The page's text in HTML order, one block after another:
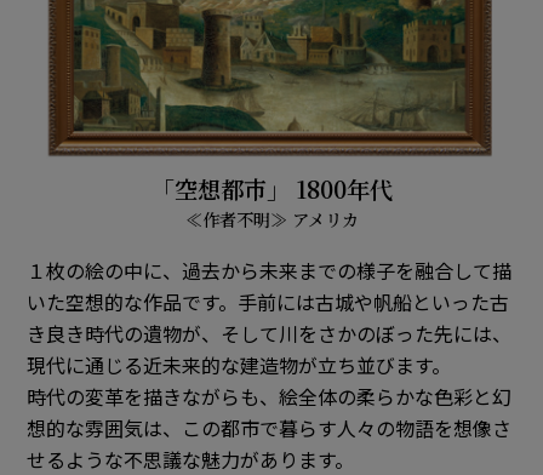
「空想都市」 1800年代
≪作者不明≫ アメリカ
１枚の絵の中に、過去から未来までの様子を融合して描
いた空想的な作品です。手前には古城や帆船といった古
き良き時代の遺物が、そして川をさかのぼった先には、
現代に通じる近未来的な建造物が立ち並びます。
時代の変革を描きながらも、絵全体の柔らかな色彩と幻
想的な雰囲気は、この都市で暮らす人々の物語を想像さ
せるような不思議な魅力があります。